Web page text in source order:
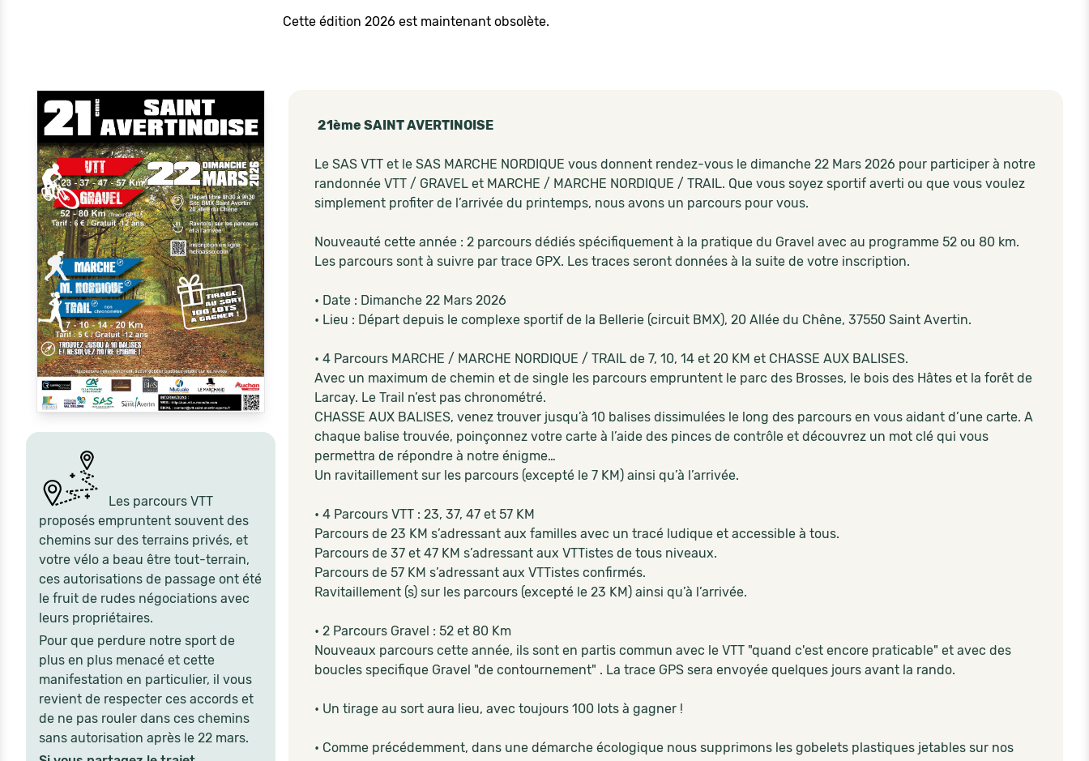
Cette édition 2026 est maintenant obsolète.
Les parcours VTT
proposés empruntent souvent des
chemins sur des terrains privés, et
votre vélo a beau être tout-terrain,
ces autorisations de passage ont été
le fruit de rudes négociations avec
leurs propriétaires.
Pour que perdure notre sport de
plus en plus menacé et cette
manifestation en particulier, il vous
revient de respecter ces accords et
de ne pas rouler dans ces chemins
sans autorisation après le 22 mars.
21ème SAINT AVERTINOISE
Le SAS VTT et le SAS MARCHE NORDIQUE vous donnent rendez-vous le dimanche 22 Mars 2026 pour participer à notre
randonnée VTT / GRAVEL et MARCHE / MARCHE NORDIQUE / TRAIL. Que vous soyez sportif averti ou que vous voulez
simplement profiter de l’arrivée du printemps, nous avons un parcours pour vous.
Nouveauté cette année : 2 parcours dédiés spécifiquement à la pratique du Gravel avec au programme 52 ou 80 km.
Les parcours sont à suivre par trace GPX. Les traces seront données à la suite de votre inscription.
• Date : Dimanche 22 Mars 2026
• Lieu : Départ depuis le complexe sportif de la Bellerie (circuit BMX), 20 Allée du Chêne, 37550 Saint Avertin.
• 4 Parcours MARCHE / MARCHE NORDIQUE / TRAIL de 7, 10, 14 et 20 KM et CHASSE AUX BALISES.
Avec un maximum de chemin et de single les parcours empruntent le parc des Brosses, le bois des Hâtes et la forêt de
Larcay. Le Trail n’est pas chronométré.
CHASSE AUX BALISES, venez trouver jusqu’à 10 balises dissimulées le long des parcours en vous aidant d’une carte. A
chaque balise trouvée, poinçonnez votre carte à l’aide des pinces de contrôle et découvrez un mot clé qui vous
permettra de répondre à notre énigme…
Un ravitaillement sur les parcours (excepté le 7 KM) ainsi qu’à l’arrivée.
• 4 Parcours VTT : 23, 37, 47 et 57 KM
Parcours de 23 KM s’adressant aux familles avec un tracé ludique et accessible à tous.
Parcours de 37 et 47 KM s’adressant aux VTTistes de tous niveaux.
Parcours de 57 KM s’adressant aux VTTistes confirmés.
Ravitaillement (s) sur les parcours (excepté le 23 KM) ainsi qu’à l’arrivée.
• 2 Parcours Gravel : 52 et 80 Km
Nouveaux parcours cette année, ils sont en partis commun avec le VTT "quand c'est encore praticable" et avec des
boucles specifique Gravel "de contournement" . La trace GPS sera envoyée quelques jours avant la rando.
• Un tirage au sort aura lieu, avec toujours 100 lots à gagner !
• Comme précédemment, dans une démarche écologique nous supprimons les gobelets plastiques jetables sur nos